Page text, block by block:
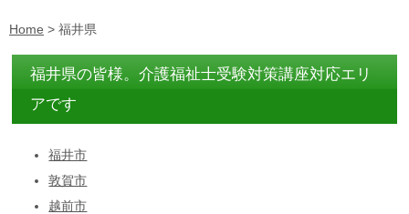
Home > 福井県
福井県の皆様。介護福祉士受験対策講座対応エリ
アです
福井市
敦賀市
越前市